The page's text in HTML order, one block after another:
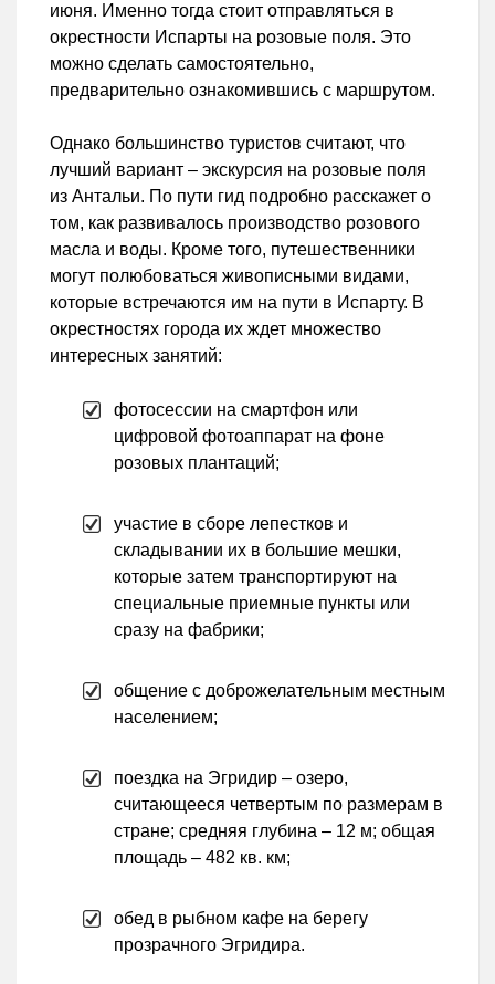
июня. Именно тогда стоит отправляться в
окрестности Испарты на розовые поля. Это
можно сделать самостоятельно,
предварительно ознакомившись с маршрутом.
Однако большинство туристов считают, что
лучший вариант – экскурсия на розовые поля
из Антальи. По пути гид подробно расскажет о
том, как развивалось производство розового
масла и воды. Кроме того, путешественники
могут полюбоваться живописными видами,
которые встречаются им на пути в Испарту. В
окрестностях города их ждет множество
интересных занятий:
фотосессии на смартфон или
цифровой фотоаппарат на фоне
розовых плантаций;
участие в сборе лепестков и
складывании их в большие мешки,
которые затем транспортируют на
специальные приемные пункты или
сразу на фабрики;
общение с доброжелательным местным
населением;
поездка на Эгридир – озеро,
считающееся четвертым по размерам в
стране; средняя глубина – 12 м; общая
площадь – 482 кв. км;
обед в рыбном кафе на берегу
прозрачного Эгридира.